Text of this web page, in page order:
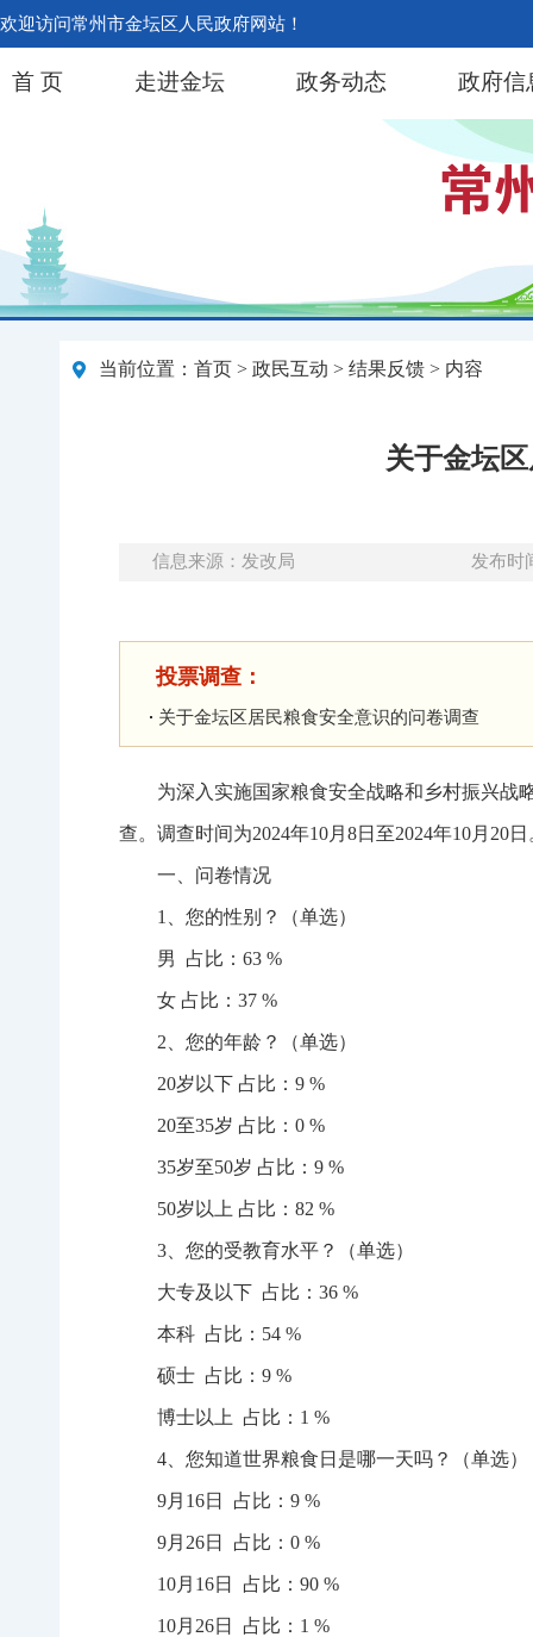
欢迎访问常州市金坛区人民政府网站！
首 页 走进金坛 政务动态 政府信
当前位置： 首页 > 政民互动 > 结果反馈 > 内容
关于金坛
信息来源：发改局 发布时
投票调查：
关于金坛区居民粮食安全意识的问卷调查
为深入实施国家粮食安全战略和乡村振兴战
查。调查时间为2024年10月8日至2024年10月20
一、问卷情况
1、您的性别？（单选）
男 占比：63 %
女 占比：37 %
2、您的年龄？（单选）
20岁以下 占比：9 %
20至35岁 占比：0 %
35岁至50岁 占比：9 %
50岁以上 占比：82 %
3、您的受教育水平？（单选）
大专及以下 占比：36 %
本科 占比：54 %
硕士 占比：9 %
博士以上 占比：1 %
4、您知道世界粮食日是哪一天吗？（单选）
9月16日 占比：9 %
9月26日 占比：0 %
10月16日 占比：90 %
10月26日 占比：1 %